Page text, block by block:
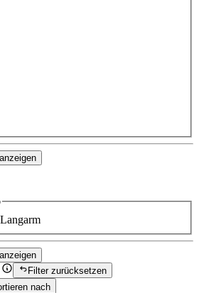
Langarm
Filter zurücksetzen
nach